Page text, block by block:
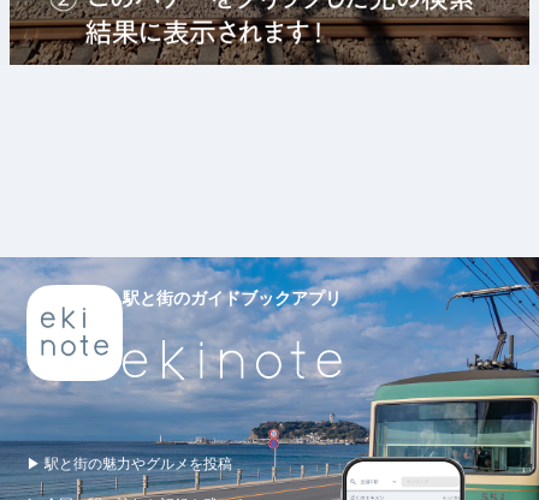
駅と街のガイドブックアプリ
▶ 駅と街の魅力やグルメを投稿